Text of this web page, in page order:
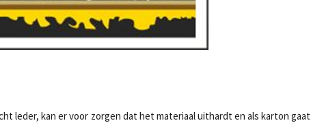
leder, kan er voor zorgen dat het materiaal uithardt en als karton gaat